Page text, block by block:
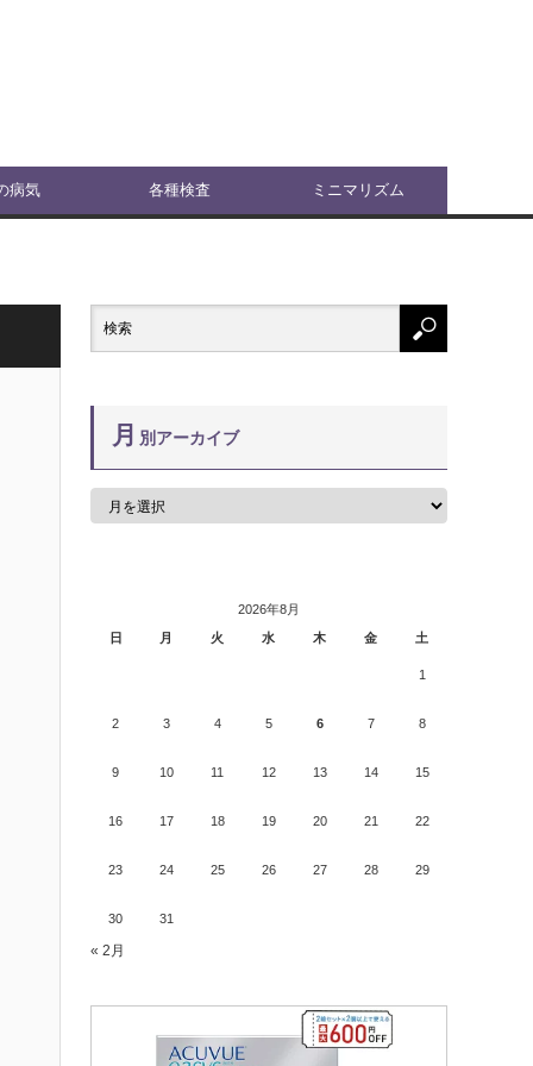
病気 各種検査 ミニマリズム
月 別アーカイブ
2026年8月
日
月 火 水 木 金 土
1
2 3 4 5 6 7 8
9 10 11 12 13 14 15
16 17 18 19 20 21 22
23 24 25 26 27 28 29
30 31
« 2月